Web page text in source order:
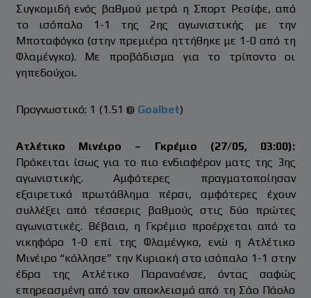
Συγκομιδή ενός βαθμού μετρά η Σπορτ Ρεσίφε, από
το ισόπαλο 1-1 της 2ης αγωνιστικής με την
Μποταφόγκο (στην πρεμιέρα ηττήθηκε με 1-0 από τη
Φλαμένγκο). Με προβάδισμα για το τρίποντο οι
γηπεδούχοι.
Προγνωστικό: 1 (1.51 @ Goalbet)
Ατλέτικο Μινέιρο – Γκρέμιο (27/05, 03:00):
Πρόκειται ίσως για το πιο ενδιαφέρον ματς της 3ης
αγωνιστικής. Αμφότερες πραγματοποίησαν
εξαιρετικό πρωτάθλημα πέρσι, αμφότερες έχουν
συλλέξει από τέσσερις βαθμούς στις δύο πρώτες
αγωνιστικές. Βέβαια, η Γκρέμιο προέρχεται από το
νικηφόρο 1-0 επί της Φλαμένγκο, ενώ η Ατλέτικο
Μινέιρο “κόλλησε” την Κυριακή στο ισόπαλο 1-1 στην
έδρα της Ατλέτικο Παραναένσε, όντας σαφώς
επηρεασμένη από τον αποκλεισμό από τη Σάο Πάολο